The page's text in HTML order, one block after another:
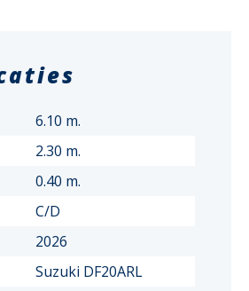
6.10 m.
2.30 m.
0.40 m.
C/D
2026
Suzuki DF20ARL